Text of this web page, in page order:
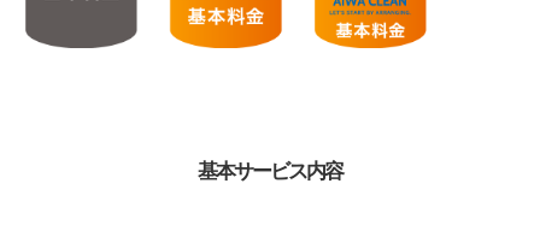
基本サービス内容